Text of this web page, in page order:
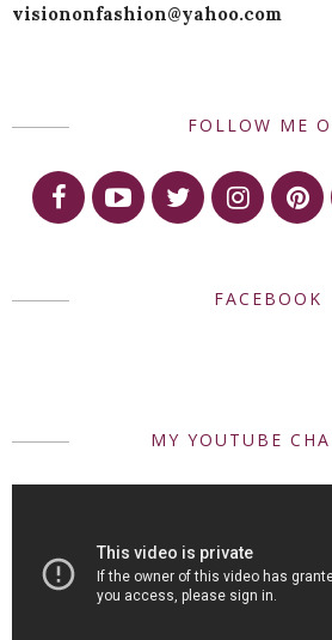
visiononfashion@yahoo.com
FOLLOW ME
FACEBOOK
MY YOUTUBE